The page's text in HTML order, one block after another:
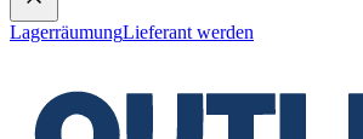
LagerräumungLieferant werden